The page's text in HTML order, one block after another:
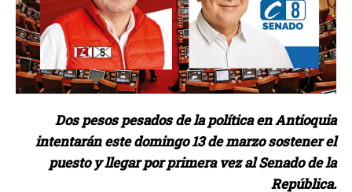
Dos pesos pesados de la política en Antioquia
intentarán este domingo 13 de marzo sostener el
puesto y llegar por primera vez al Senado de la
República.